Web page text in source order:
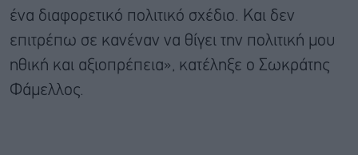
ένα διαφορετικό πολιτικό σχέδιο. Και δεν
επιτρέπω σε κανέναν να θίγει την πολιτική μου
ηθική και αξιοπρέπεια», κατέληξε ο Σωκράτης
Φάμελλος.